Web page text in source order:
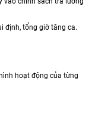
định, tổng giờ tăng ca.
hoạt động của từng